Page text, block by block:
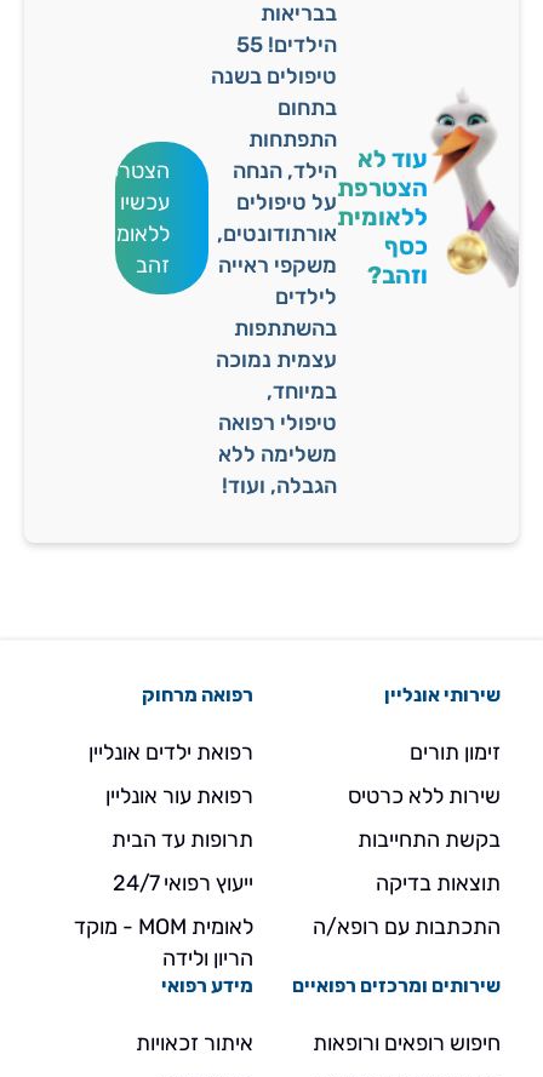
עוד לא
הצטרפת
ללאומית
כסף
וזהב?
בבריאות
הילדים! 55
טיפולים בשנה
בתחום
התפתחות
הילד, הנחה
על טיפולים
אורתודונטים,
משקפי ראייה
לילדים
בהשתתפות
עצמית נמוכה
במיוחד,
טיפולי רפואה
משלימה ללא
הגבלה, ועוד!
הצטרפו
עכשיו
ללאומית
זהב
שירותי אונליין
זימון תורים
שירות ללא כרטיס
בקשת התחייבות
תוצאות בדיקה
התכתבות עם רופא/ה
רפואה מרחוק
רפואת ילדים אונליין
רפואת עור אונליין
תרופות עד הבית
ייעוץ רפואי 24/7
לאומית MOM - מוקד
הריון ולידה
שירותים ומרכזים רפואיים
חיפוש רופאים ורופאות
מידע רפואי
איתור זכאויות